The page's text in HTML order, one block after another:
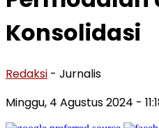
Konsolidasi
Redaksi - Jurnalis
Minggu, 4 Agustus 2024 -